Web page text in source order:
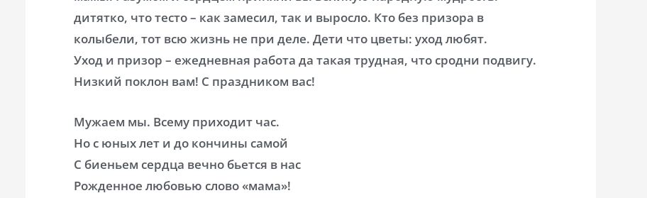
дитятко, что тесто – как замесил, так и выросло. Кто без призора в
колыбели, тот всю жизнь не при деле. Дети что цветы: уход любят.
Уход и призор – ежедневная работа да такая трудная, что сродни подвигу.
Низкий поклон вам! С праздником вас!
Мужаем мы. Всему приходит час.
Но с юных лет и до кончины самой
С биеньем сердца вечно бьется в нас
Рожденное любовью слово «мама»!